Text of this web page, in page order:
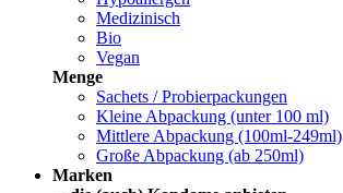
Medizinisch
Bio
Vegan
Menge
Sachets / Probierpackungen
Kleine Abpackung (unter 100 ml)
Mittlere Abpackung (100ml-249ml)
Große Abpackung (ab 250ml)
Marken